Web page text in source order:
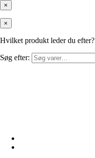
×
×
Hvilket produkt leder du efter?
Søg efter: